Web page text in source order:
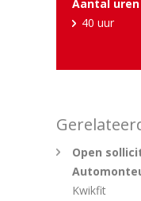
Aantal uren
40 uur
Open
Kwikfit